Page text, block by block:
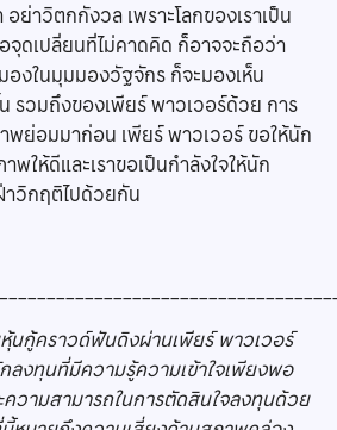
าวิตกกังวล เพราะโลกของเราเป็น
จุดเปลี่ยนที่ไม่คาดคิด ก็อาจจะถือว่า
องในมุมมองวัฐจักร ก็จะมองเห็น
รวมถึงของเพียร์ พาวเวอร์ด้วย การ
พย่อมมาก่อน เพียร์ พาวเวอร์ ขอให้นัก
ให้ดีและเราขอเป็นกำลังใจให้นัก
วิกฤติไปด้วยกัน
นกู้คราวด์ฟันดิงผ่านเพียร์ พาวเวอร์
ลงทุนที่มีความรู้ความเข้าใจเพียงพอ
วามสามารถในการตัดสินใจลงทุนด้วย